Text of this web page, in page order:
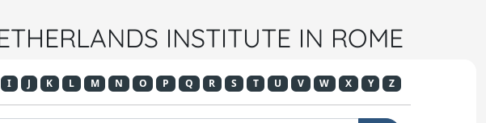
INSTITUTE IN ROME
I J K L M N O P Q R S T U V W X Y Z